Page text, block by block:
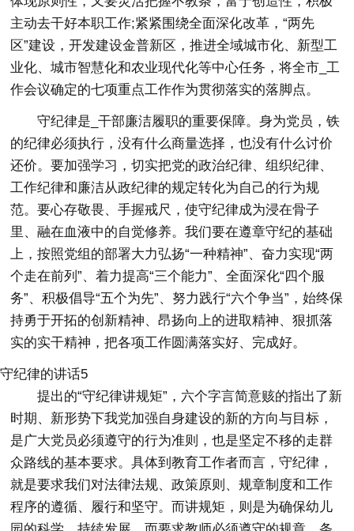
主动去干好本职工作;紧紧围绕全面深化改革，“两先
区”建设，开发建设金普新区，推进全域城市化、新型工
业化、城市智慧化和农业现代化等中心任务，将全市_工
作会议确定的七项重点工作作为贯彻落实的落脚点。
守纪律是_干部廉洁履职的重要保障。身为党员，铁
的纪律必须执行，没有什么商量选择，也没有什么讨价
还价。要加强学习，切实把党的政治纪律、组织纪律、
工作纪律和廉洁从政纪律的规定转化为自己的行为规
范。要心存敬畏、手握戒尺，使守纪律成为浸在骨子
里、融在血液中的自觉修养。我们要在遵章守纪的基础
上，按照党组的部署大力弘扬“一种精神”、奋力实现“两
个走在前列”、着力提高“三个能力”、全面深化“四个服
务”、积极倡导“五个为先”、努力践行“六个争当”，始终保
持勇于开拓的创新精神、昂扬向上的进取精神、狠抓落
实的实干精神，把各项工作圆满落实好、完成好。
守纪律的讲话5
提出的“守纪律讲规矩”，六个字言简意赅的指出了新
时期、新形势下我党加强自身建设的新的方向与目标，
是广大党员必须遵守的行为准则，也是坚定不移的走群
众路线的基本要求。具体到教育工作者而言，守纪律，
就是要求我们对法律法规、政策原则、规章制度和工作
程序的遵循、履行和坚守。而讲规矩，则是为确保幼儿